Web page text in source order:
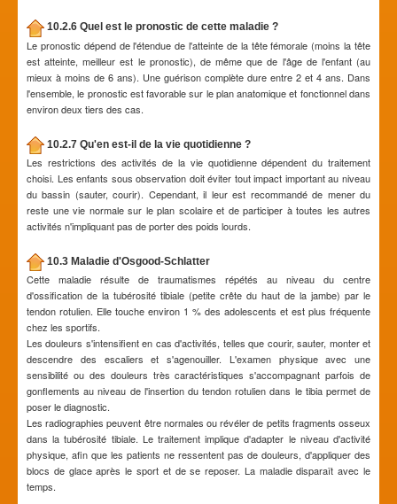
10.2.6 Quel est le pronostic de cette maladie ?
Le pronostic dépend de l'étendue de l'atteinte de la tête fémorale (moins la tête
est atteinte, meilleur est le pronostic), de même que de l'âge de l'enfant (au
mieux à moins de 6 ans). Une guérison complète dure entre 2 et 4 ans. Dans
l'ensemble, le pronostic est favorable sur le plan anatomique et fonctionnel dans
environ deux tiers des cas.
10.2.7 Qu'en est-il de la vie quotidienne ?
Les restrictions des activités de la vie quotidienne dépendent du traitement
choisi. Les enfants sous observation doit éviter tout impact important au niveau
du bassin (sauter, courir). Cependant, il leur est recommandé de mener du
reste une vie normale sur le plan scolaire et de participer à toutes les autres
activités n'impliquant pas de porter des poids lourds.
10.3 Maladie d'Osgood-Schlatter
Cette maladie résulte de traumatismes répétés au niveau du centre
d'ossification de la tubérosité tibiale (petite crête du haut de la jambe) par le
tendon rotulien. Elle touche environ 1 % des adolescents et est plus fréquente
chez les sportifs.
Les douleurs s'intensifient en cas d'activités, telles que courir, sauter, monter et
descendre des escaliers et s'agenouiller. L'examen physique avec une
sensibilité ou des douleurs très caractéristiques s'accompagnant parfois de
gonflements au niveau de l'insertion du tendon rotulien dans le tibia permet de
poser le diagnostic.
Les radiographies peuvent être normales ou révéler de petits fragments osseux
dans la tubérosité tibiale. Le traitement implique d'adapter le niveau d'activité
physique, afin que les patients ne ressentent pas de douleurs, d'appliquer des
blocs de glace après le sport et de se reposer. La maladie disparaît avec le
temps.